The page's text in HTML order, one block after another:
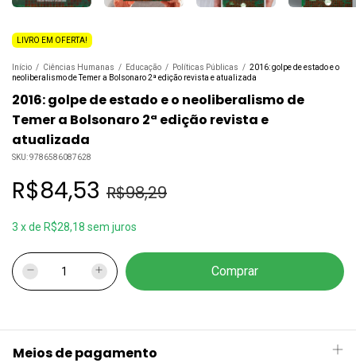
LIVRO EM OFERTA!
Início / Ciências Humanas / Educação / Políticas Públicas / 2016: golpe de estado e o
neoliberalismo de Temer a Bolsonaro 2ª edição revista e atualizada
2016: golpe de estado e o neoliberalismo de
Temer a Bolsonaro 2ª edição revista e
atualizada
SKU:9786586087628
R$84,53 R$98,29
3 xde R$28,18 sem juros
Meios de pagamento